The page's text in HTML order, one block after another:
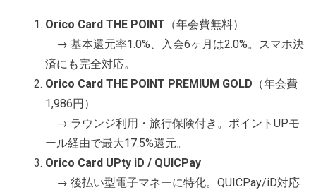
Orico Card THE POINT （年会費無料）
→ 基本還元率1.0%、入会6ヶ月は2.0%。スマホ決
済にも完全対応。
Orico Card THE POINT PREMIUM GOLD （年会費
1,986円）
→ ラウンジ利用・旅行保険付き。ポイントUPモ
ール経由で最大17.5%還元。
Orico Card UPty iD / QUICPay
→ 後払い型電子マネーに特化。QUICPay/iD対応